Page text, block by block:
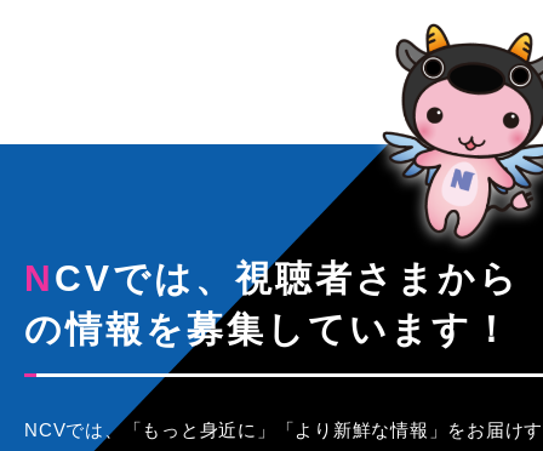
NCVでは、視聴者さまから
の情報を募集しています！
NCVでは、「もっと身近に」「より新鮮な情報」をお届けす